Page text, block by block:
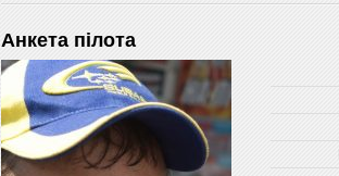
Анкета пілота